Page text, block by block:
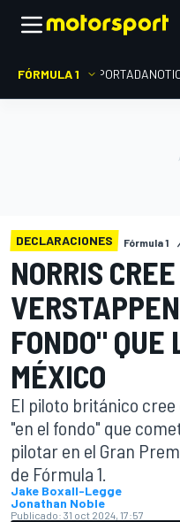
FÓRMULA 1 PORTADA
DECLARACIONES Fórmula 1
NORRIS
FONDO" QUE
MÉXICO
El piloto británico
"en el fondo" que
pilotar en el Gran
de Fórmula 1.
Jake Boxall-Legge
Jonathan Noble
Publicado: 31 oct 2024, 17:57